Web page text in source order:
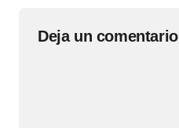
Deja un comentario